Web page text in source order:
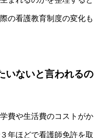
の看護教育制度の変化も
いないと言われるの
費や生活費のコストがか
年ほどで看護師免許を取